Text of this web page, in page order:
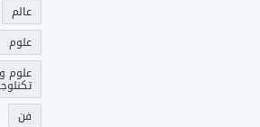
عالم
علوم
علوم و
فن